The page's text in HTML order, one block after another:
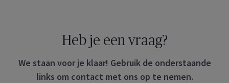
Heb je een vraag?
We staan voor je klaar! Gebruik de onderstaande
links om contact met ons op te nemen.